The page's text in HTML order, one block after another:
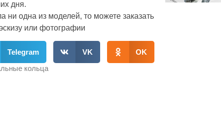
дня.
ни одна из моделей, то можете заказать
или фотографии
Telegram VK
OK
кольца